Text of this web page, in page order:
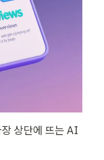
상단에 뜨는 AI